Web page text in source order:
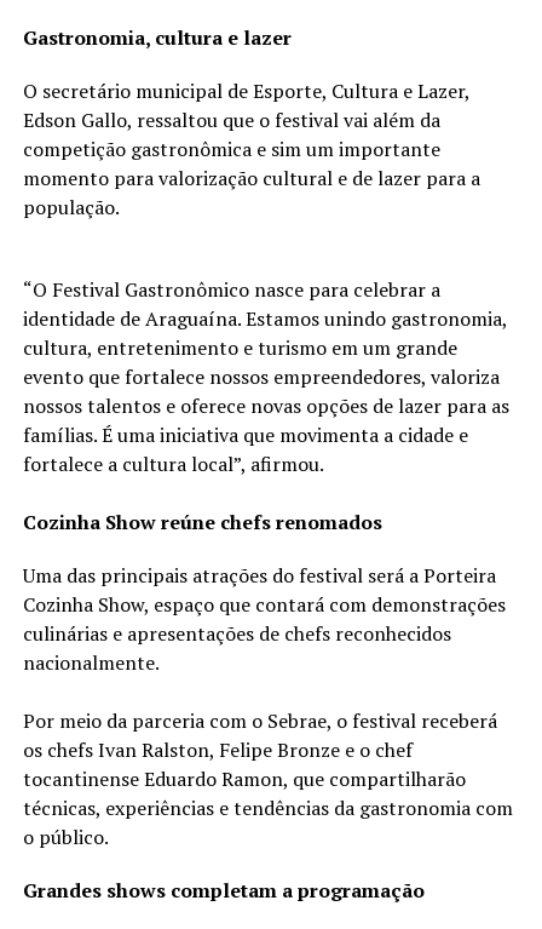
Gastronomia, cultura e lazer
O secretário municipal de Esporte, Cultura e Lazer,
Edson Gallo, ressaltou que o festival vai além da
competição gastronômica e sim um importante
momento para valorização cultural e de lazer para a
população.
“O Festival Gastronômico nasce para celebrar a
identidade de Araguaína. Estamos unindo gastronomia,
cultura, entretenimento e turismo em um grande
evento que fortalece nossos empreendedores, valoriza
nossos talentos e oferece novas opções de lazer para as
famílias. É uma iniciativa que movimenta a cidade e
fortalece a cultura local”, afirmou.
Cozinha Show reúne chefs renomados
Uma das principais atrações do festival será a Porteira
Cozinha Show, espaço que contará com demonstrações
culinárias e apresentações de chefs reconhecidos
nacionalmente.
Por meio da parceria com o Sebrae, o festival receberá
os chefs Ivan Ralston, Felipe Bronze e o chef
tocantinense Eduardo Ramon, que compartilharão
técnicas, experiências e tendências da gastronomia com
o público.
Grandes shows completam a programação